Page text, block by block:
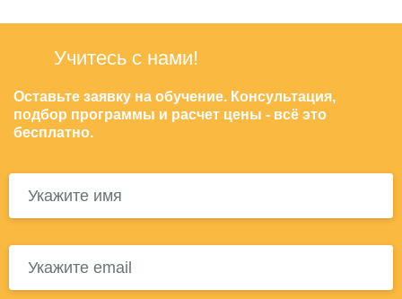
Учитесь с нами!
Оставьте заявку на обучение. Консультация,
подбор программы и расчет цены - всё это
бесплатно.